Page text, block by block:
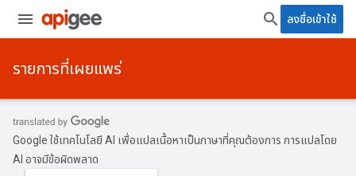
ลงชื่อเข้าใช้
รายการที่เผยแพร่
Google ใช้เทคโนโลยี AI เพื่อแปลเนื้อหาเป็นภาษาที่คุณต้องการ การแปลโดย
AI อาจมีข้อผิดพลาด